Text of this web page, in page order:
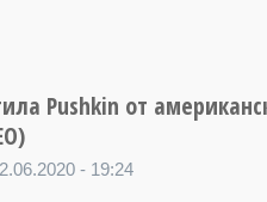
Pushkin от
- 19:24